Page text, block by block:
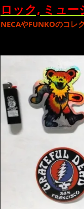
ロック, ミュ
NECAやFUNKOのコレ